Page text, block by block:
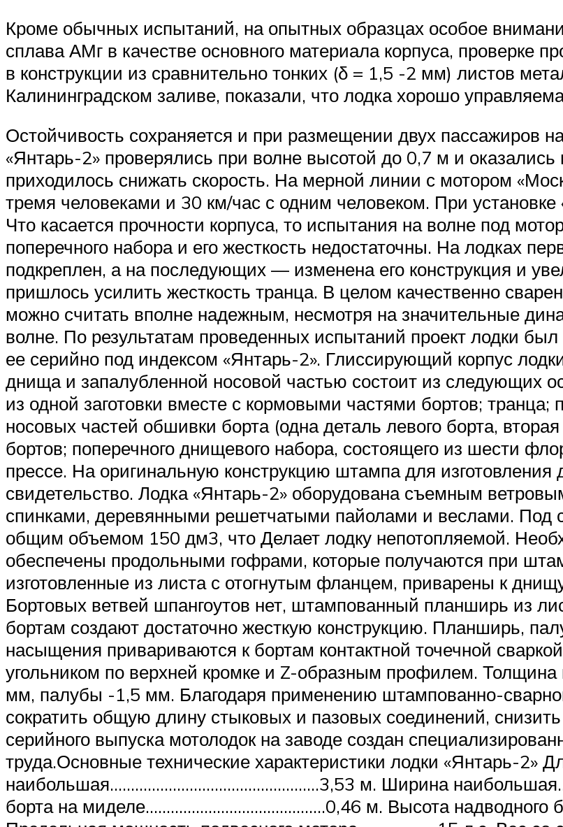
Кроме обычных испытаний, на опытных образцах особое
сплава АМг в качестве основного материала корпуса, проверке
в конструкции из сравнительно тонких (δ = 1,5 -2 мм) листов
Калининградском заливе, показали, что лодка хорошо
Остойчивость сохраняется и при размещении двух пассажиров
«Янтарь-2» проверялись при волне высотой до 0,7 м и
приходилось снижать скорость. На мерной линии с мотором
тремя человеками и 30 км/час с одним человеком. При установке
Что касается прочности корпуса, то испытания на волне под
поперечного набора и его жесткость недостаточны. На лодках
подкреплен, а на последующих — изменена его конструкция и
пришлось усилить жесткость транца. В целом качественно
можно считать вполне надежным, несмотря на значительные
волне. По результатам проведенных испытаний проект лодки
ее серийно под индексом «Янтарь-2». Глиссирующий корпус
днища и запалубленной носовой частью состоит из следующих
из одной заготовки вместе с кормовыми частями бортов;
носовых частей обшивки борта (одна деталь левого борта,
бортов; поперечного днищевого набора, состоящего из шести
прессе. На оригинальную конструкцию штампа для
свидетельство. Лодка «Янтарь-2» оборудована съемным
спинками, деревянными решетчатыми пайолами и веслами.
общим объемом 150 дм3, что Делает лодку непотопляемой.
обеспечены продольными гофрами, которые получаются при
изготовленные из листа с отогнутым фланцем, приварены к
Бортовых ветвей шпангоутов нет, штампованный планширь из
бортам создают достаточно жесткую конструкцию. Планширь,
насыщения привариваются к бортам контактной точечной
угольником по верхней кромке и Z-образным профилем.
мм, палубы -1,5 мм. Благодаря применению штампованно-
сократить общую длину стыковых и пазовых соединений, снизить
серийного выпуска мотолодок на заводе создан
труда.Основные технические характеристики лодки «Янтарь-2»
наибольшая…………………………………………..3,53 м. Ширина
борта на миделе…………………………………….0,46 м. Высота надводного